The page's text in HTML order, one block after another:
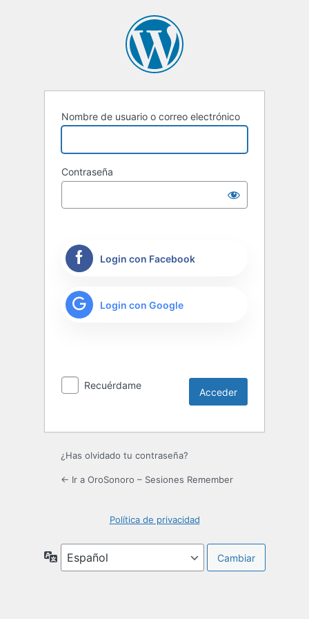
Nombre de usuario o correo electrónico
Contraseña
Login con Facebook
Login con Google
Recuérdame
¿Has olvidado tu contraseña?
← Ir a OroSonoro – Sesiones Remember
Política de privacidad
Idioma